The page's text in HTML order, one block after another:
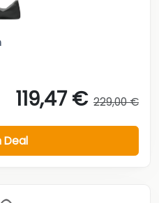
119,47 € 229,00 €
Deal